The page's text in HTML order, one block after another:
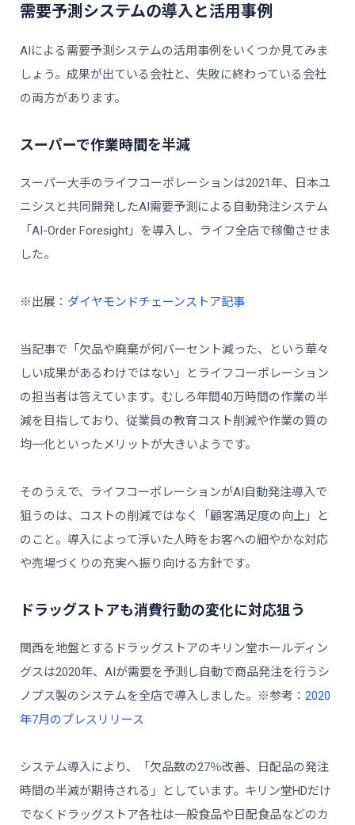
需要予測システムの導入と活用事例
AIによる需要予測システムの活用事例をいくつか見てみま
しょう。成果が出ている会社と、失敗に終わっている会社
の両方があります。
スーパーで作業時間を半減
スーパー大手のライフコーポレーションは2021年、日本ユ
ニシスと共同開発したAI需要予測による自動発注システム
「AI-Order Foresight」を導入し、ライフ全店で稼働させま
した。
※出展： ダイヤモンドチェーンストア記事
当記事で「欠品や廃棄が何パーセント減った、という華々
しい成果があるわけではない」とライフコーポレーション
の担当者は答えています。むしろ年間40万時間の作業の半
減を目指しており、従業員の教育コスト削減や作業の質の
均一化といったメリットが大きいようです。
そのうえで、ライフコーポレーションがAI自動発注導入で
狙うのは、コストの削減ではなく「顧客満足度の向上」と
のこと。導入によって浮いた人時をお客への細やかな対応
や売場づくりの充実へ振り向ける方針です。
ドラッグストアも消費行動の変化に対応狙う
関西を地盤とするドラッグストアのキリン堂ホールディン
グスは2020年、AIが需要を予測し自動で商品発注を行うシ
ノプス製のシステムを全店で導入しました。※参考： 2020
年7月のプレスリリース
システム導入により、「欠品数の27％改善、日配品の発注
時間の半減が期待される」としています。キリン堂HDだけ
でなくドラッグストア各社は一般食品や日配食品などのカ